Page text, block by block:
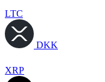
LTC
DKK
XRP